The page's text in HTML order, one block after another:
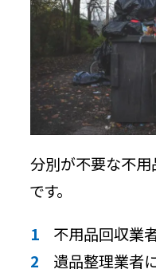
分別不要な不
ポイント3選
実績や口コミ
回収できない
不用品回収業者
場
分別が不要な不
です。
不用品回収業
遺品整理業者